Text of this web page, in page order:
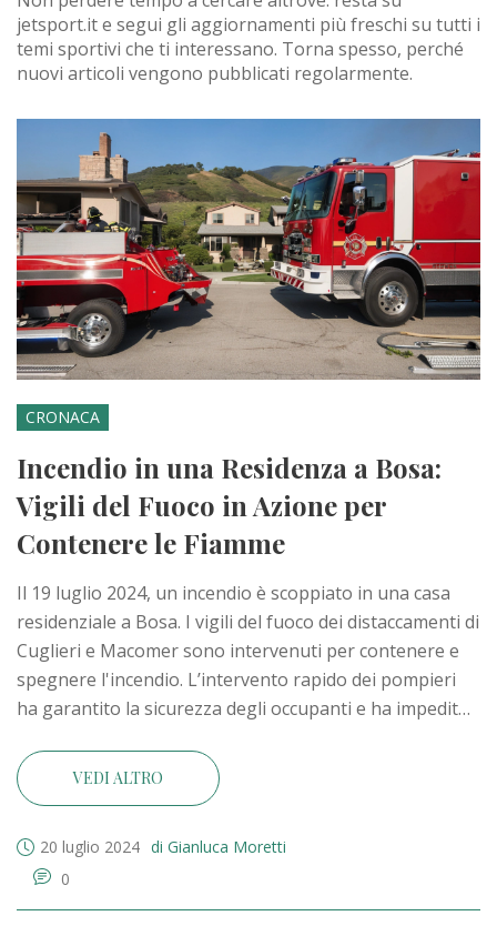
jetsport.it e segui gli aggiornamenti più freschi su tutti i
temi sportivi che ti interessano. Torna spesso, perché
nuovi articoli vengono pubblicati regolarmente.
CRONACA
Incendio in una Residenza a Bosa:
Vigili del Fuoco in Azione per
Contenere le Fiamme
Il 19 luglio 2024, un incendio è scoppiato in una casa
residenziale a Bosa. I vigili del fuoco dei distaccamenti di
Cuglieri e Macomer sono intervenuti per contenere e
spegnere l'incendio. L’intervento rapido dei pompieri
ha garantito la sicurezza degli occupanti e ha impedito
VEDI ALTRO
20 luglio 2024 di Gianluca Moretti
0